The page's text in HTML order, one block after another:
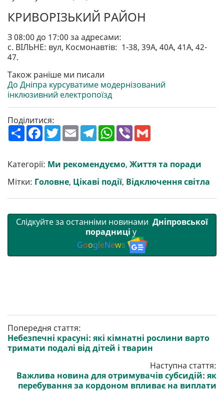
КРИВОРІЗЬКИЙ РАЙОН
З 08:00 до 17:00 за адресами:
с. ВІЛЬНЕ: вул, Космонавтів: 1-38, 39А, 40А, 41А, 42-
47.
Також раніше ми писали
До Дніпра курсуватиме модернізований
інклюзивний електропоїзд
Поділитися:
П
о
р
и
т
и
F
a
b
o
o
k
T
w
e
r
E
m
l
T
e
g
r
a
m
W
h
s
A
p
p
V
r l
Категорії: Ми рекомендуємо, Життя та поради
Мітки: Головне, Цікаві події, Відключення світла
Слідкуйте за останніми новинами Дніпровської
порадниці у
GoogleNews
Попередня стаття:
Небезпечні красуні: які кімнатні рослини варто
тримати подалі від дітей і тварин
Наступна стаття:
Важлива новина для отримувачів субсидій: як
перебування за кордоном впливає на виплати